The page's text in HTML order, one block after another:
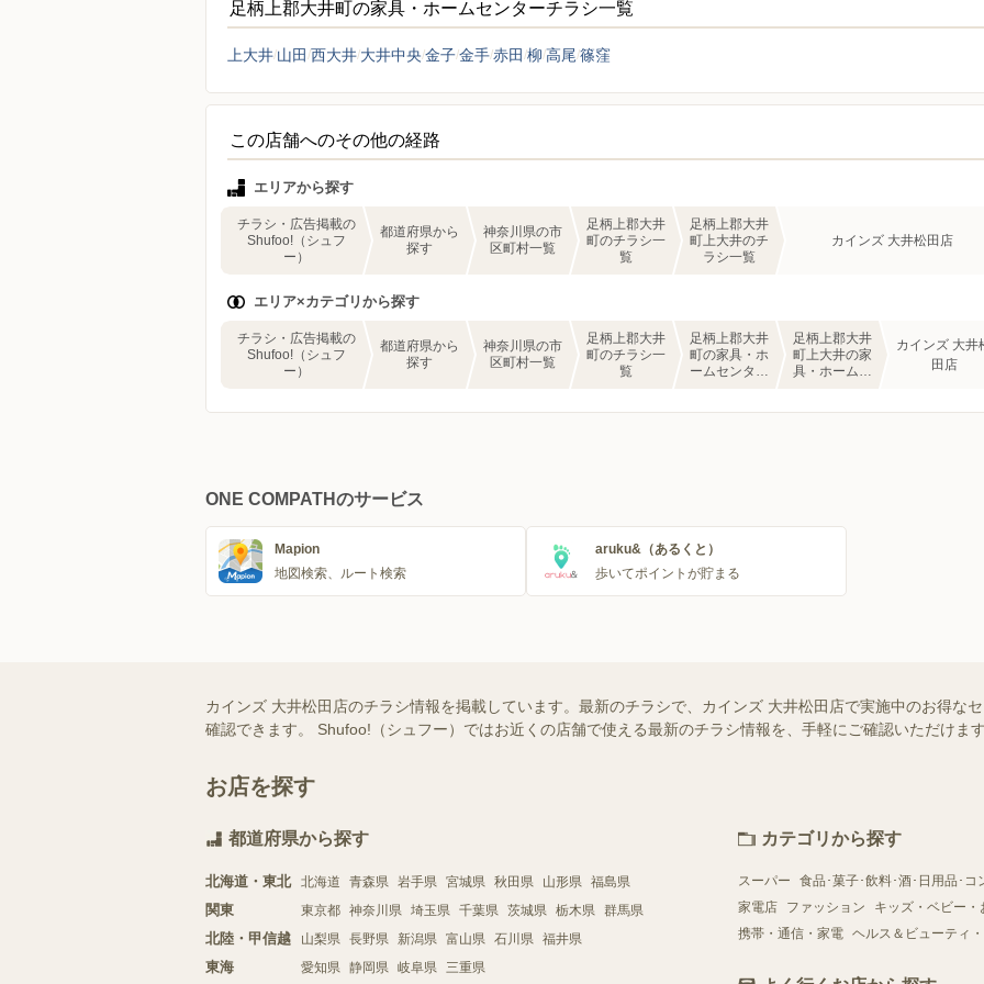
足柄上郡大井町の家具・ホームセンターチラシ一覧
上大井 山田 西大井 大井中央 金子金手赤田 柳 高尾 篠窪
この店舗へのその他の経路
エリアから探す
チラシ・広告掲載の
Shufoo!（シュフ
ー）
都道府県から
探す
神奈川県の市
区町村一覧
足柄上郡大井
町のチラシ一
覧
足柄上郡大井
町上大井のチ
ラシ一覧
カインズ 大井松田店
エリア×カテゴリから探す
チラシ・広告掲載の
Shufoo!（シュフ
ー）
都道府県から
探す
神奈川県の市
区町村一覧
足柄上郡大井
町のチラシ一
覧
足柄上郡大井
町の家具・ホ
ームセンター
足柄上郡大井
町上大井の家
具・ホームセ
カインズ 大井
田店
ONE COMPATHのサービス
Mapion
地図検索、ルート検索
aruku&（あるくと）
歩いてポイントが貯まる
カインズ 大井松田店のチラシ情報を掲載しています。最新のチラシで、カインズ 大井松田店で実施中のお得な
確認できます。 Shufoo!（シュフー）ではお近くの店舗で使える最新のチラシ情報を、手軽にご確認いただけま
お店を探す
都道府県から探す
北海道・東北 北海道 青森県 岩手県 宮城県 秋田県 山形県 福島県
関東 東京都 神奈川県 埼玉県 千葉県 茨城県 栃木県 群馬県
北陸・甲信越 山梨県 長野県 新潟県 富山県 石川県 福井県
東海 愛知県 静岡県 岐阜県 三重県
カテゴリから探す
スーパー
食品･菓子･飲料･酒･日用品･コ
家電店
ファッション
キッズ・ベビー・
携帯・通信・家電 ヘルス＆ビューティ